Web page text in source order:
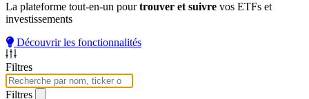
La plateforme tout-en-un pourtrouver et suivre vos ETFs et
investissements
Découvrir les fonctionnalités
Filtres
Filtres